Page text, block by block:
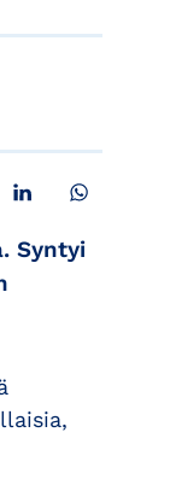
JAA LINKEDINISSÄ
Syntyi